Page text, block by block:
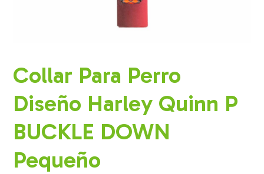
Collar Para Perro
Diseño Harley Quinn P
BUCKLE DOWN
Pequeño